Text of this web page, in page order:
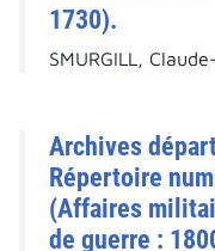
1730).
SMURGILL,
Archives
Répertoire
(Affaires
de guerre :